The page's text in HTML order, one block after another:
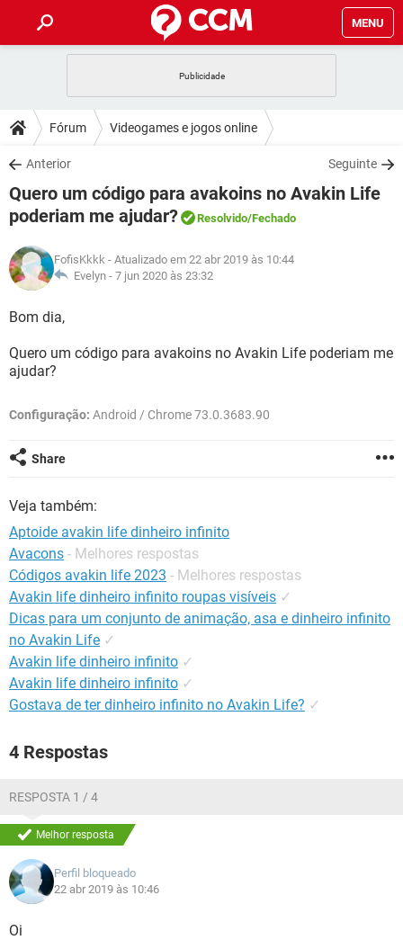
MENU
CELULAR FACEBOOK
OUTLOOK
INSTAGRAM GMAIL
GUIA DE COMPRAS
DICAS
JOGOS WHATSAPP
OUTLOOK
GUIA DE COMPRAS
DOWNLOADS
JOGOS WHATSAPP
CELULAR FACEBOOK
OUTLOOK EXCEL
INSTAGRAM
GUIA DE COMPRAS
FÓRUM
CELULAR
GUIA DE COMPRAS
GLOSSÁRIO
JOGOS
CELULAR
OUTLOOK EXCEL
INSTAGRAM
GUIA DE COMPRAS
Fórum Videogames e jogos online
Anterior Seguinte
Quero um código para avakoins no Avakin Life
poderiam me ajudar?
Resolvido/Fechado
FofisKkkk - Atualizado em 22 abr 2019 às 10:44
Evelyn - 7 jun 2020 às 23:32
Bom dia,
Quero um código para avakoins no Avakin Life poderiam me
ajudar?
Configuração: Android / Chrome 73.0.3683.90
Share
Veja também:
Aptoide avakin life dinheiro infinito
Avacons - Melhores respostas
Códigos avakin life 2023 - Melhores respostas
Avakin life dinheiro infinito roupas visíveis ✓
Dicas para um conjunto de animação, asa e dinheiro infinito
no Avakin Life ✓
Avakin life dinheiro infinito ✓
Avakin life dinheiro infinito ✓
Gostava de ter dinheiro infinito no Avakin Life? ✓
4 Respostas
RESPOSTA 1 / 4
Melhor resposta
Perfil bloqueado
22 abr 2019 às 10:46
Oi